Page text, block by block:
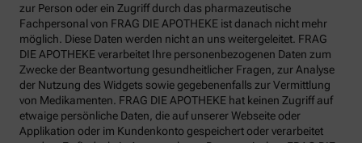
zur Person oder ein Zugriff durch das pharmazeutische
Fachpersonal von FRAG DIE APOTHEKE ist danach nicht mehr
möglich. Diese Daten werden nicht an uns weitergeleitet. FRAG
DIE APOTHEKE verarbeitet Ihre personenbezogenen Daten zum
Zwecke der Beantwortung gesundheitlicher Fragen, zur Analyse
der Nutzung des Widgets sowie gegebenenfalls zur Vermittlung
von Medikamenten. FRAG DIE APOTHEKE hat keinen Zugriff auf
etwaige persönliche Daten, die auf unserer Webseite oder
Applikation oder im Kundenkonto gespeichert oder verarbeitet